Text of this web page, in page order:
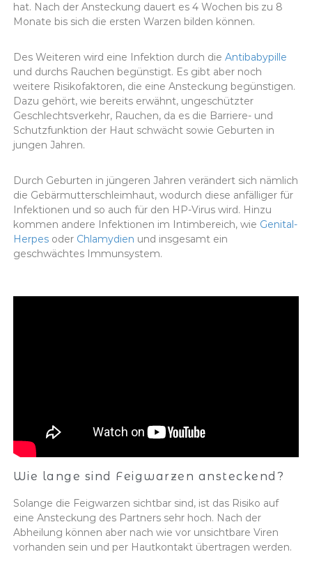
hat. Nach der Ansteckung dauert es 4 Wochen bis zu 8
Monate bis sich die ersten Warzen bilden können.
Des Weiteren wird eine Infektion durch die Antibabypille
und durchs Rauchen begünstigt. Es gibt aber noch
weitere Risikofaktoren, die eine Ansteckung begünstigen.
Dazu gehört, wie bereits erwähnt, ungeschützter
Geschlechtsverkehr, Rauchen, da es die Barriere- und
Schutzfunktion der Haut schwächt sowie Geburten in
jungen Jahren.
Durch Geburten in jüngeren Jahren verändert sich nämlich
die Gebärmutterschleimhaut, wodurch diese anfälliger für
Infektionen und so auch für den HP-Virus wird. Hinzu
kommen andere Infektionen im Intimbereich, wie Genital-
Herpesoder Chlamydien und insgesamt ein
geschwächtes Immunsystem.
Wie lange sind Feigwarzen ansteckend?
Solange die Feigwarzen sichtbar sind, ist das Risiko auf
eine Ansteckung des Partners sehr hoch. Nach der
Abheilung können aber nach wie vor unsichtbare Viren
vorhanden sein und per Hautkontakt übertragen werden.